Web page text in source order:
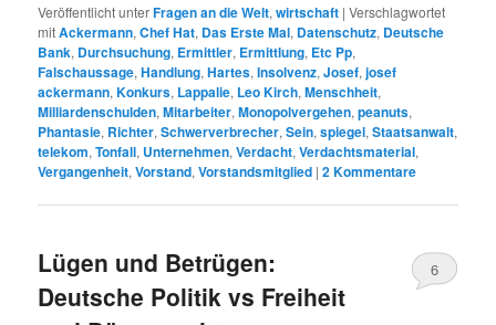
Veröffentlicht unterFragen an die Welt,wirtschaft |Verschlagwortet
mitAckermann,Chef Hat, Das Erste Mal, Datenschutz, Deutsche
Bank, Durchsuchung, Ermittler, Ermittlung, Etc Pp,
Falschaussage,Handlung,Hartes,Insolvenz,Josef,josef
ackermann,Konkurs, Lappalie, Leo Kirch,Menschheit,
Milliardenschulden,Mitarbeiter,Monopolvergehen,peanuts,
Phantasie, Richter,Schwerverbrecher,Sein,spiegel,Staatsanwalt,
telekom,Tonfall, Unternehmen,Verdacht,Verdachtsmaterial,
Vergangenheit,Vorstand,Vorstandsmitglied |2Kommentare
Lügen und Betrügen:
Deutsche Politik vs Freiheit
6